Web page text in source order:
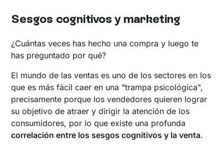
‍Sesgos cognitivos y marketing
¿Cuántas veces has hecho una compra y luego te
has preguntado por qué?
El mundo de las ventas es uno de los sectores en los
que es más fácil caer en una "trampa psicológica",
precisamente porque los vendedores quieren lograr
su objetivo de atraer y dirigir la atención de los
consumidores, por lo que existe una profunda
correlación entre los sesgos cognitivos y la venta.